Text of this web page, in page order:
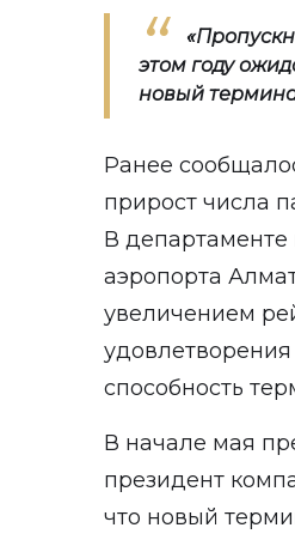
этом году
новый
Ранее
прирост числа
В
аэропорта
увеличением
удовлетворения
способность
В начале мая
президент
что новый